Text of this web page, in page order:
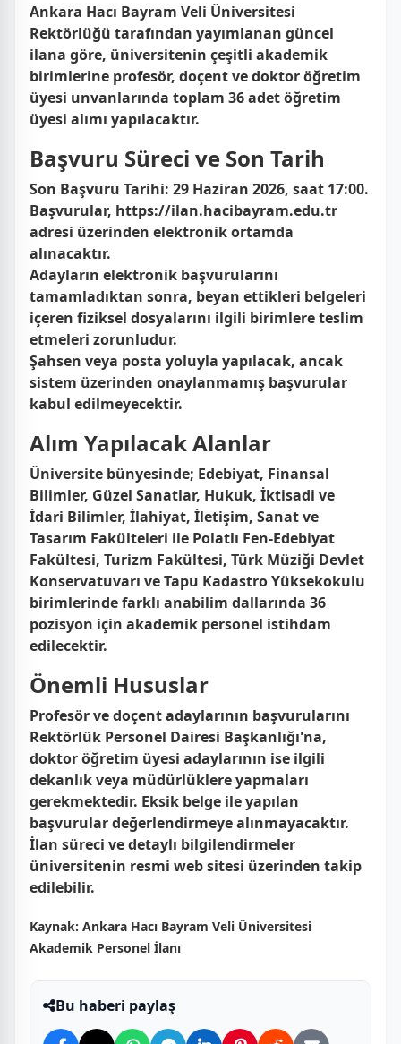
Ankara Hacı Bayram Veli Üniversitesi
Rektörlüğü tarafından yayımlanan güncel
ilana göre, üniversitenin çeşitli akademik
birimlerine profesör, doçent ve doktor öğretim
üyesi unvanlarında toplam 36 adetöğretim
üyesi alımı yapılacaktır.
Başvuru Süreci ve Son Tarih
Son Başvuru Tarihi: 29 Haziran 2026, saat 17:00.
Başvurular, https://ilan.hacibayram.edu.tr
adresi üzerinden elektronik ortamda
alınacaktır.
Adayların elektronik başvurularını
tamamladıktan sonra, beyan ettikleri belgeleri
içeren fiziksel dosyalarını ilgili birimlere teslim
etmeleri zorunludur.
Şahsen veya posta yoluyla yapılacak, ancak
sistem üzerinden onaylanmamış başvurular
kabul edilmeyecektir.
Alım Yapılacak Alanlar
Üniversite bünyesinde; Edebiyat, Finansal
Bilimler, Güzel Sanatlar, Hukuk, İktisadi ve
İdari Bilimler, İlahiyat, İletişim, Sanat ve
Tasarım Fakülteleri ile Polatlı Fen-Edebiyat
Fakültesi, Turizm Fakültesi, Türk Müziği Devlet
Konservatuvarı ve Tapu Kadastro Yüksekokulu
birimlerinde farklı anabilim dallarında 36
pozisyon için akademik personel istihdam
edilecektir.
Önemli Hususlar
Profesör ve doçent adaylarının başvurularını
Rektörlük Personel Dairesi Başkanlığı'na,
doktor öğretim üyesi adaylarının ise ilgili
dekanlık veya müdürlüklere yapmaları
gerekmektedir. Eksik belge ile yapılan
başvurular değerlendirmeye alınmayacaktır.
İlan süreci ve detaylı bilgilendirmeler
üniversitenin resmi web sitesi üzerinden takip
edilebilir.
Kaynak: Ankara Hacı Bayram Veli Üniversitesi
Akademik Personel İlanı
Bu haberi paylaş